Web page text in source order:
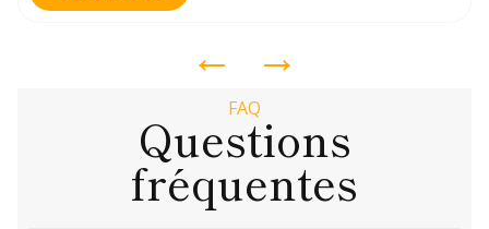
← →
FAQ
Questions
fréquentes